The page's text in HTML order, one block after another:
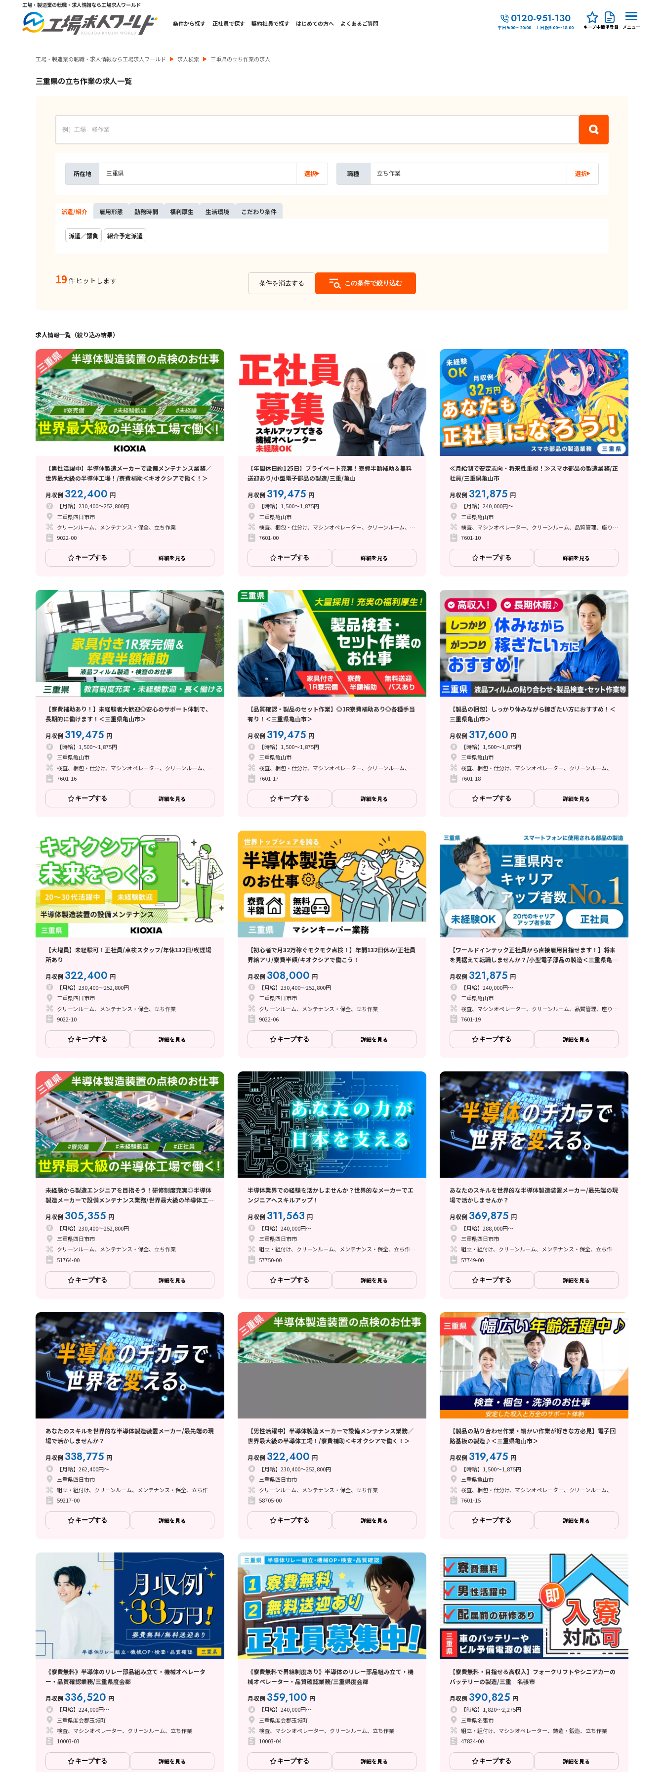
工場・製造業の転職・求人情報なら工場求人ワールド
条件から探す 正社員で探す 契約社員で探す はじめての方へ よくあるご質問 0120-951-130
平日9:00～20:00 土日祝9:00～18:00 キープ中簡単登録 メニュー
工場・製造業の転職・求人情報なら工場求人ワールド 求人検索 三重県の立ち作業の求人
三重県の立ち作業の求人一覧
所在地 三重県 選択 職種 立ち作業 選択
派遣/紹介 雇用形態 勤務時間 福利厚生 生活環境 こだわり条件
派遣／請負 紹介予定派遣
19 件ヒットします 条件を消去する この条件で絞り込む
求人情報一覧（絞り込み結果）
【男性活躍中】半導体製造メーカーで設備メンテナンス業務／
世界最大級の半導体工場！/寮費補助＜キオクシアで働く！＞
月収例 322,400 円
【月給】230,400～252,800円
三重県四日市市
クリーンルーム、メンテナンス・保全、立ち作業
9022-00
キープする 詳細を見る
【年間休日約125日】プライベート充実！寮費半額補助＆無料
送迎あり/小型電子部品の製造/三重/亀山
月収例 319,475 円
【時給】1,500～1,875円
三重県亀山市
検査、梱包・仕分け、マシンオペレーター、クリーンルーム、清掃・洗浄、品質管理、立ち作業
7601-00
キープする 詳細を見る
≪月給制で安定志向・将来性重視！≫スマホ部品の製造業務/正
社員/三重県亀山市
月収例 321,875 円
【月給】240,000円～
三重県亀山市
検査、マシンオペレーター、クリーンルーム、品質管理、座り作業、立ち作業
7601-10
キープする 詳細を見る
【寮費補助あり！】未経験者大歓迎◎安心のサポート体制で、
長期的に働けます！＜三重県亀山市＞
月収例 319,475 円
【時給】1,500～1,875円
三重県亀山市
検査、梱包・仕分け、マシンオペレーター、クリーンルーム、清掃・洗浄、品質管理、立ち作業
7601-16
キープする 詳細を見る
【品質確認・製品のセット作業】◎1R寮費補助あり◎各種手当
有り！＜三重県亀山市＞
月収例 319,475 円
【時給】1,500～1,875円
三重県亀山市
検査、梱包・仕分け、マシンオペレーター、クリーンルーム、清掃・洗浄、品質管理、立ち作業
7601-17
キープする 詳細を見る
【製品の梱包】しっかり休みながら稼ぎたい方におすすめ！＜
三重県亀山市＞
月収例 317,600 円
【時給】1,500～1,875円
三重県亀山市
検査、梱包・仕分け、マシンオペレーター、クリーンルーム、清掃・洗浄、品質管理、立ち作業
7601-18
キープする 詳細を見る
【大増員】未経験可！正社員/点検スタッフ/年休132日/喫煙場
所あり
月収例 322,400 円
【月給】230,400～252,800円
三重県四日市市
クリーンルーム、メンテナンス・保全、立ち作業
9022-10
キープする 詳細を見る
【初心者で月32万稼ぐモクモク点検！】年間132日休み/正社員
昇給アリ/寮費半額/キオクシアで働こう！
月収例 308,000 円
【月給】230,400～252,800円
三重県四日市市
クリーンルーム、メンテナンス・保全、立ち作業
9022-06
キープする 詳細を見る
【ワールドインテック正社員から直接雇用目指せます！】将来
を見据えて転職しませんか？/小型電子部品の製造＜三重県亀山
月収例 321,875 円
【月給】240,000円～
三重県亀山市
検査、マシンオペレーター、クリーンルーム、品質管理、座り作業、立ち作業
7601-19
キープする 詳細を見る
未経験から製造エンジニアを目指そう！研修制度充実◎半導体
製造メーカーで設備メンテナンス業務/世界最大級の半導体工場
で勤務！＜三重県四日市＞
月収例 305,355 円
【月給】230,400～252,800円
三重県四日市市
クリーンルーム、メンテナンス・保全、立ち作業
51764-00
キープする 詳細を見る
半導体業界での経験を活かしませんか？世界的なメーカーでエ
ンジニアへスキルアップ！
月収例 311,563 円
【月給】240,000円～
三重県四日市市
組立・組付け、クリーンルーム、メンテナンス・保全、立ち作業、その他
57750-00
キープする 詳細を見る
あなたのスキルを世界的な半導体製造装置メーカー/最先端の現
場で活かしませんか？
月収例 369,875 円
【月給】288,000円～
三重県四日市市
組立・組付け、クリーンルーム、メンテナンス・保全、立ち作業、その他
57749-00
キープする 詳細を見る
あなたのスキルを世界的な半導体製造装置メーカー/最先端の現
場で活かしませんか？
月収例 338,775 円
【月給】262,400円～
三重県四日市市
組立・組付け、クリーンルーム、メンテナンス・保全、立ち作業、その他
59217-00
キープする 詳細を見る
【男性活躍中】半導体製造メーカーで設備メンテナンス業務／
世界最大級の半導体工場！/寮費補助＜キオクシアで働く！＞
月収例 322,400 円
【月給】230,400～252,800円
三重県四日市市
クリーンルーム、メンテナンス・保全、立ち作業
58705-00
キープする 詳細を見る
【製品の貼り合わせ作業・細かい作業が好きな方必見】電子回
路基板の製造♪＜三重県亀山市＞
月収例 319,475 円
【時給】1,500～1,875円
三重県亀山市
検査、梱包・仕分け、マシンオペレーター、クリーンルーム、清掃・洗浄、品質管理、立ち作業
7601-15
キープする 詳細を見る
《寮費無料》半導体のリレー部品組み立て・機械オペレータ
ー・品質確認業務/三重県度会郡
月収例 336,520 円
【月給】224,000円～
三重県度会郡玉城町
検査、マシンオペレーター、クリーンルーム、立ち作業
10003-03
キープする 詳細を見る
《寮費無料で昇給制度あり》半導体のリレー部品組み立て・機
械オペレーター・品質確認業務/三重県度会郡
月収例 359,100 円
【月給】240,000円～
三重県度会郡玉城町
検査、マシンオペレーター、クリーンルーム、立ち作業
10003-04
キープする 詳細を見る
【寮費無料・目指せる高収入】フォークリフトやシニアカーの
バッテリーの製造/三重 名張市
月収例 390,825 円
【時給】1,820～2,275円
三重県名張市
組立・組付け、マシンオペレーター、鋳造・鍛造、立ち作業
47824-00
キープする 詳細を見る